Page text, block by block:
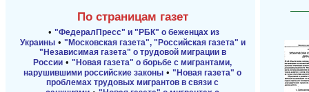
По страницам газет
• "ФедералПресс" и "РБК" о беженцах из
Украины• "Московская газета", "Российская газета" и
"Независимая газета" о трудовой миграции в
России • "Новая газета" о борьбе с мигрантами,
нарушившими российские законы • "Новая газета" о
проблемах трудовых мигрантов в связи с